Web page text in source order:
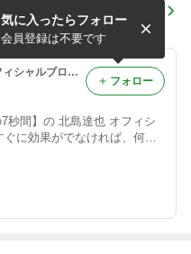
ベンチプレス時に足をクロス
する意図
【神の7秒間】北島達也 オフィシャルブログ 「トレーニングをしてすぐに効果がでなければ、何かが間違っている」 Powered by Ameba
秒間】の 北島達也 オフィシ
に効果がでなければ、何か
気に入ったらフォロー
会員登録は不要です
フォロー